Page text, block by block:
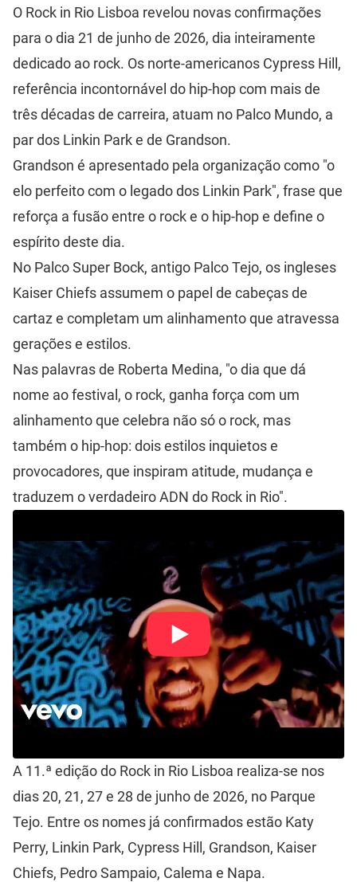
O Rock in Rio Lisboa revelou novas confirmações
para o dia 21 de junho de 2026, dia inteiramente
dedicado ao rock. Os norte-americanos Cypress Hill,
referência incontornável do hip-hop com mais de
três décadas de carreira, atuam no Palco Mundo, a
par dos Linkin Park e de Grandson.
Grandson é apresentado pela organização como "o
elo perfeito com o legado dos Linkin Park", frase que
reforça a fusão entre o rock e o hip-hop e define o
espírito deste dia.
No Palco Super Bock, antigo Palco Tejo, os ingleses
Kaiser Chiefs assumem o papel de cabeças de
cartaz e completam um alinhamento que atravessa
gerações e estilos.
Nas palavras de Roberta Medina, "o dia que dá
nome ao festival, o rock, ganha força com um
alinhamento que celebra não só o rock, mas
também o hip-hop: dois estilos inquietos e
provocadores, que inspiram atitude, mudança e
traduzem o verdadeiro ADN do Rock in Rio".
A 11.ª edição do Rock in Rio Lisboa realiza-se nos
dias 20, 21, 27 e 28 de junho de 2026, no Parque
Tejo. Entre os nomes já confirmados estão Katy
Perry, Linkin Park, Cypress Hill, Grandson, Kaiser
Chiefs, Pedro Sampaio, Calema e Napa.